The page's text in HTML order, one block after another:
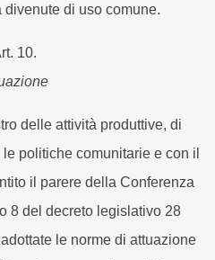
di uso comune.
10.
delle attività produttive, di
politiche comunitarie e con il
il parere della Conferenza
8 del decreto legislativo 28
le norme di attuazione